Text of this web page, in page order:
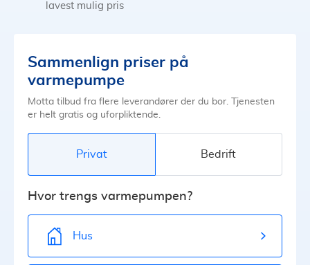
lavest mulig pris
Sammenlign priser på
varmepumpe
Motta tilbud fra flere leverandører der du bor. Tjenesten
er helt gratis og uforpliktende.
Privat Bedrift
Hvor trengs varmepumpen?
Hus